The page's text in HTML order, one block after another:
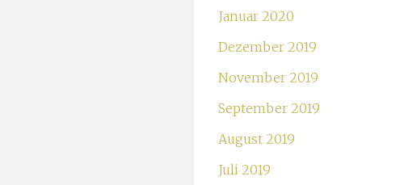
Januar 2020
Dezember 2019
November 2019
September 2019
August 2019
Juli 2019